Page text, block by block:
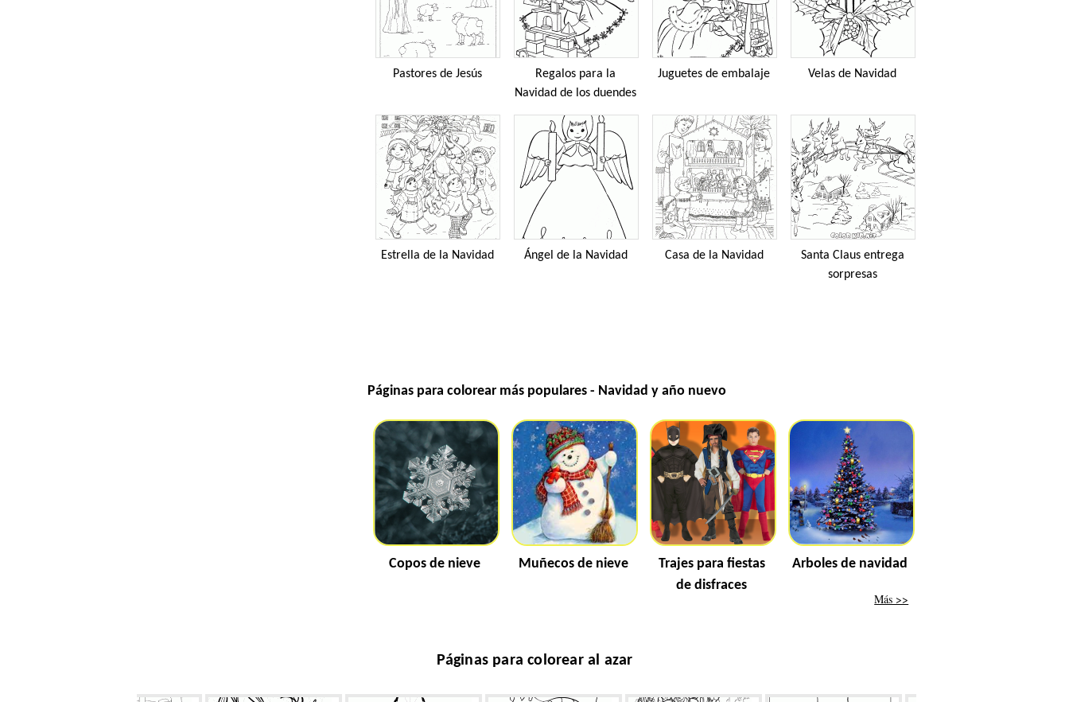
Pastores de Jesús
Regalos para la
Navidad de los duendes
Juguetes de embalaje Velas de Navidad
Estrella de la Navidad Ángel de la Navidad Casa de la Navidad
Santa Claus entrega
sorpresas
Páginas para colorear más populares - Navidad y año nuevo
Copos de nieve Muñecos de nieve
Trajes para fiestas
de disfraces
Arboles de navidad
Más >>
Páginas para colorear al azar